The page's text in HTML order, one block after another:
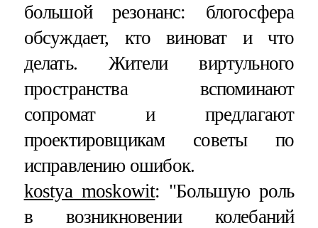
большой резонанс: блогосфера
обсуждает, кто виноват и что
делать. Жители виртульного
пространства вспоминают
сопромат и предлагают
проектировщикам советы по
исправлению ошибок.
kostya_moskowit: "Большую роль
в возникновении колебаний